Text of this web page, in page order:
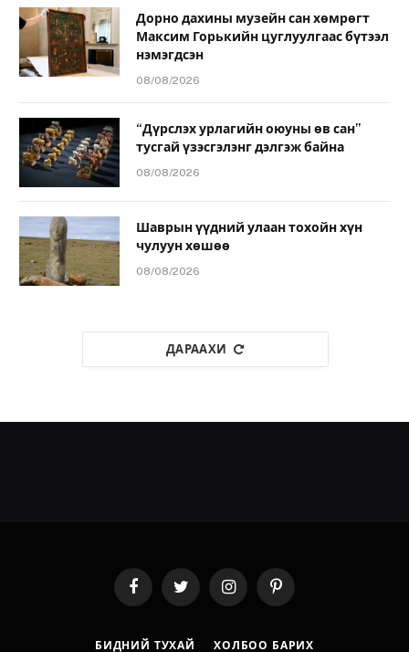
Дорно дахины музейн сан хөмрөгт
Максим Горькийн цуглуулгаас бүтээл
нэмэгдсэн
08/08/2026
“Дүрслэх урлагийн оюуны өв сан”
тусгай үзэсгэлэнг дэлгэж байна
08/08/2026
Шаврын үүдний улаан тохойн хүн
чулуун хөшөө
08/08/2026
ДАРААХИ
FacebookTwitter InstagramPinterest
БИДНИЙ ТУХАЙ ХОЛБОО БАРИХ